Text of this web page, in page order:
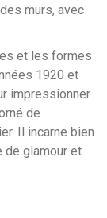
murs, avec
et les formes
1920 et
impressionner
de
Il incarne bien
de glamour et